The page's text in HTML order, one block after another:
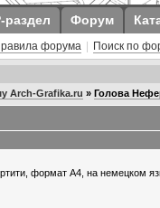
раздел Форум
форума Поиск по
Arch-Grafika.ru » Голова
формат А4, на немецком